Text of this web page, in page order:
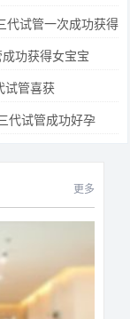
代试管一次成功获得
功获得女宝宝
试管喜获
代试管成功好孕
更多